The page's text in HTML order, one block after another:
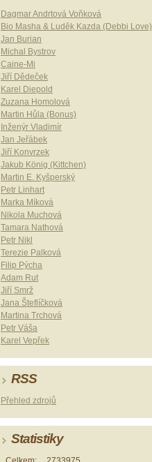
Dagmar Andrtová Voňková
Bio Masha & Luděk Kazda (Debbi Love)
Jan Burian
Michal Bystrov
Caine-Mi
Jiří Dědeček
Karel Diepold
Zuzana Homolová
Martin Hůla (Bonus)
Inženýr Vladimír
Jan Jeřábek
Jiří Konvrzek
Jakub König (Kittchen)
Martin E. Kyšperský
Petr Linhart
Marka Míková
Nikola Muchová
Tamara Nathová
Petr Nikl
Terezie Palková
Filip Pýcha
Adam Rut
Jiří Smrž
Jana Šteflíčková
Martina Trchová
Petr Váša
Karel Vepřek
RSS
Přehled zdrojů
Statistiky